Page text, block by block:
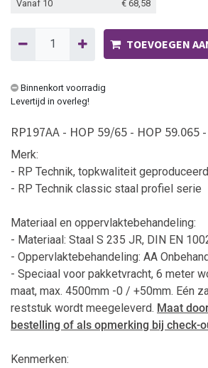
Vanaf 10
€ 68,58
TOEVOEGEN
Binnenkort voorradig
Levertijd in overleg!
RP197AA - HOP 59/65 - HOP 59.065
Merk:
- RP Technik, topkwaliteit
- RP Technik classic staal profiel serie
Materiaal en oppervlaktebehandeling:
- Materiaal: Staal S 235 JR, DIN EN
- Oppervlaktebehandeling: AA
- Speciaal voor pakketvracht, 6 meter
maat, max. 4500mm -0 / +50mm. Eén
reststuk wordt meegeleverd. Maat
bestelling of als opmerking bij check-
Kenmerken: